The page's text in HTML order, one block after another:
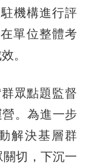
機構進行評
單位整體考
。
眾點題監督
。為進一步
解決基層群
關切，下沉一